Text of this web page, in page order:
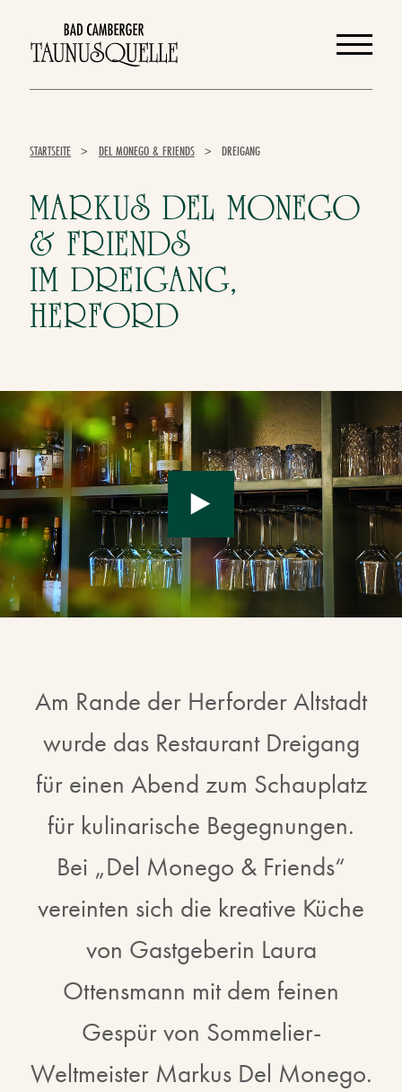
STARTSEITE > DEL MONEGO & FRIENDS > DREIGANG
MARKUS DEL MONEGO
& FRIENDS
IM DREIGANG,
HERFORD
Am Rande der Herforder Altstadt
wurde das Restaurant Dreigang
für einen Abend zum Schauplatz
für kulinarische Begegnungen.
Bei „Del Monego & Friends“
vereinten sich die kreative Küche
von Gastgeberin Laura
Ottensmann mit dem feinen
Gespür von Sommelier-
Weltmeister Markus Del Monego.